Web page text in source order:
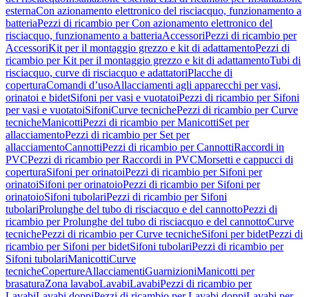
esternaCon azionamento elettronico del risciacquo, funzionamento a
batteriaPezzi di ricambio per Con azionamento elettronico del
risciacquo, funzionamento a batteriaAccessoriPezzi di ricambio per
AccessoriKit per il montaggio grezzo e kit di adattamentoPezzi di
ricambio per Kit per il montaggio grezzo e kit di adattamentoTubi di
risciacquo, curve di risciacquo e adattatoriPlacche di
coperturaComandi d’usoAllacciamenti agli apparecchi per vasi,
orinatoi e bidetSifoni per vasi e vuotatoiPezzi di ricambio per Sifoni
per vasi e vuotatoiSifoniCurve tecnichePezzi di ricambio per Curve
tecnicheManicottiPezzi di ricambio per ManicottiSet per
allacciamentoPezzi di ricambio per Set per
allacciamentoCannottiPezzi di ricambio per CannottiRaccordi in
PVCPezzi di ricambio per Raccordi in PVCMorsetti e cappucci di
coperturaSifoni per orinatoiPezzi di ricambio per Sifoni per
orinatoiSifoni per orinatoioPezzi di ricambio per Sifoni per
orinatoioSifoni tubolariPezzi di ricambio per Sifoni
tubolariProlunghe del tubo di risciacquo e del cannottoPezzi di
ricambio per Prolunghe del tubo di risciacquo e del cannottoCurve
tecnichePezzi di ricambio per Curve tecnicheSifoni per bidetPezzi di
ricambio per Sifoni per bidetSifoni tubolariPezzi di ricambio per
Sifoni tubolariManicottiCurve
tecnicheCopertureAllacciamentiGuarnizioniManicotti per
brasaturaZona lavaboLavabiLavabiPezzi di ricambio per